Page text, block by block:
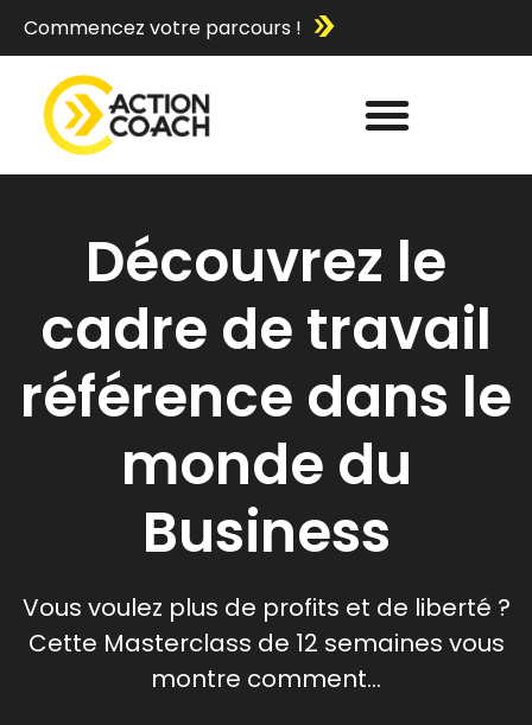
Commencez votre parcours !
Découvrez le
cadre de travail
référence dans le
monde du
Business
Vous voulez plus de profits et de liberté ?
Cette Masterclass de 12 semaines vous
montre comment…